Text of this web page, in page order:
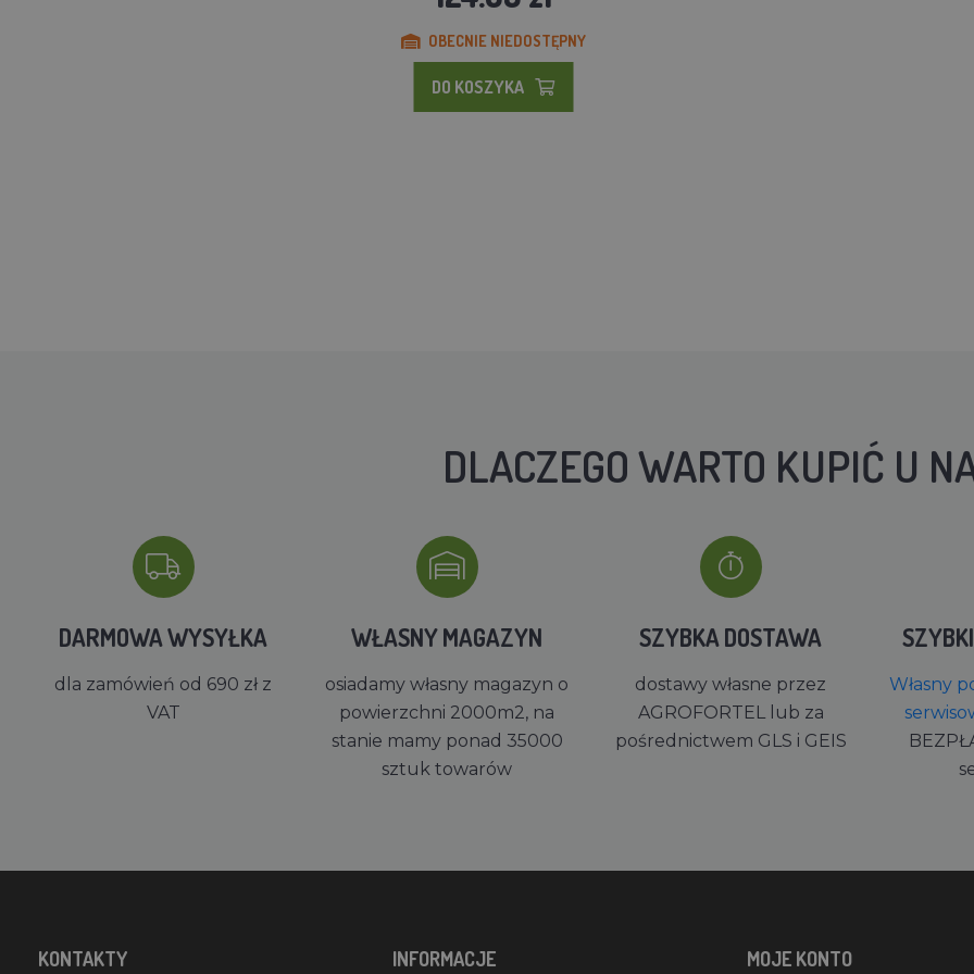
OBECNIE NIEDOSTĘPNY
DO KOSZYKA
DLACZEGO WARTO KUPIĆ U
DARMOWA WYSYŁKA
dla zamówień od 690 zł z
VAT
WŁASNY MAGAZYN
osiadamy własny magazyn o
powierzchni 2000m2, na
stanie mamy ponad 35000
sztuk towarów
SZYBKA DOSTAWA
dostawy własne przez
AGROFORTEL lub za
pośrednictwem GLS i GEIS
Własny
KONTAKTY INFORMACJE MOJE KONTO